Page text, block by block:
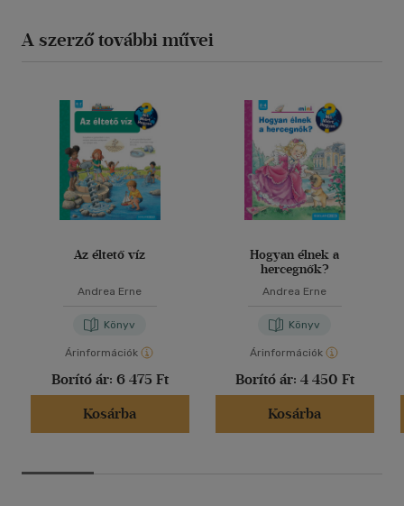
A szerző további művei
Az éltető víz
Andrea Erne
Könyv
Árinformációk
Borító ár: 6 475 Ft
Kosárba
Hogyan élnek a
hercegnők?
Andrea Erne
Könyv
Árinformációk
Borító ár: 4 450 Ft
Kosárba